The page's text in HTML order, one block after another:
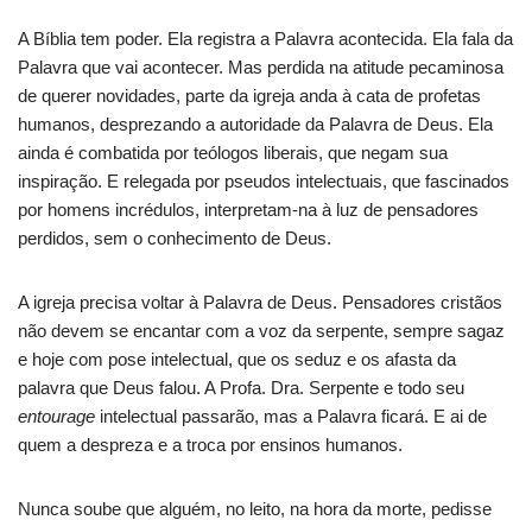
A Bíblia tem poder. Ela registra a Palavra acontecida. Ela fala da
Palavra que vai acontecer. Mas perdida na atitude pecaminosa
de querer novidades, parte da igreja anda à cata de profetas
humanos, desprezando a autoridade da Palavra de Deus. Ela
ainda é combatida por teólogos liberais, que negam sua
inspiração. E relegada por pseudos intelectuais, que fascinados
por homens incrédulos, interpretam-na à luz de pensadores
perdidos, sem o conhecimento de Deus.
A igreja precisa voltar à Palavra de Deus. Pensadores cristãos
não devem se encantar com a voz da serpente, sempre sagaz
e hoje com pose intelectual, que os seduz e os afasta da
palavra que Deus falou. A Profa. Dra. Serpente e todo seu
entourage intelectual passarão, mas a Palavra ficará. E ai de
quem a despreza e a troca por ensinos humanos.
Nunca soube que alguém, no leito, na hora da morte, pedisse